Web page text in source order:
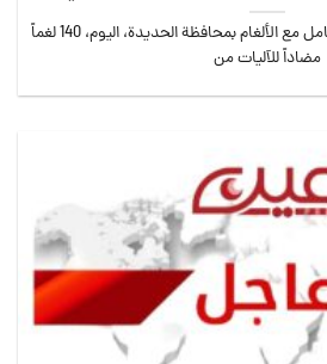
أتلف فرع المركز التنفيذي للتعامل مع الألغام بمحافظة الحديدة، اليوم، 140 لغماً
مضاداً للآليات من